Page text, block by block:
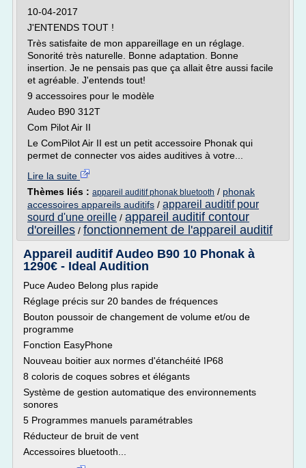
10-04-2017
J'ENTENDS TOUT !
Très satisfaite de mon appareillage en un réglage.
Sonorité très naturelle. Bonne adaptation. Bonne
insertion. Je ne pensais pas que ça allait être aussi facile
et agréable. J'entends tout!
9 accessoires pour le modèle
Audeo B90 312T
Com Pilot Air II
Le ComPilot Air II est un petit accessoire Phonak qui
permet de connecter vos aides auditives à votre...
Lire la suite
Thèmes liés : appareil auditif phonak bluetooth / phonak
accessoires appareils auditifs / appareil auditif pour
sourd d'une oreille / appareil auditif contour
d'oreilles / fonctionnement de l'appareil auditif
Appareil auditif Audeo B90 10 Phonak à
1290€ - Ideal Audition
Puce Audeo Belong plus rapide
Réglage précis sur 20 bandes de fréquences
Bouton poussoir de changement de volume et/ou de
programme
Fonction EasyPhone
Nouveau boitier aux normes d'étanchéité IP68
8 coloris de coques sobres et élégants
Système de gestion automatique des environnements
sonores
5 Programmes manuels paramétrables
Réducteur de bruit de vent
Accessoires bluetooth...